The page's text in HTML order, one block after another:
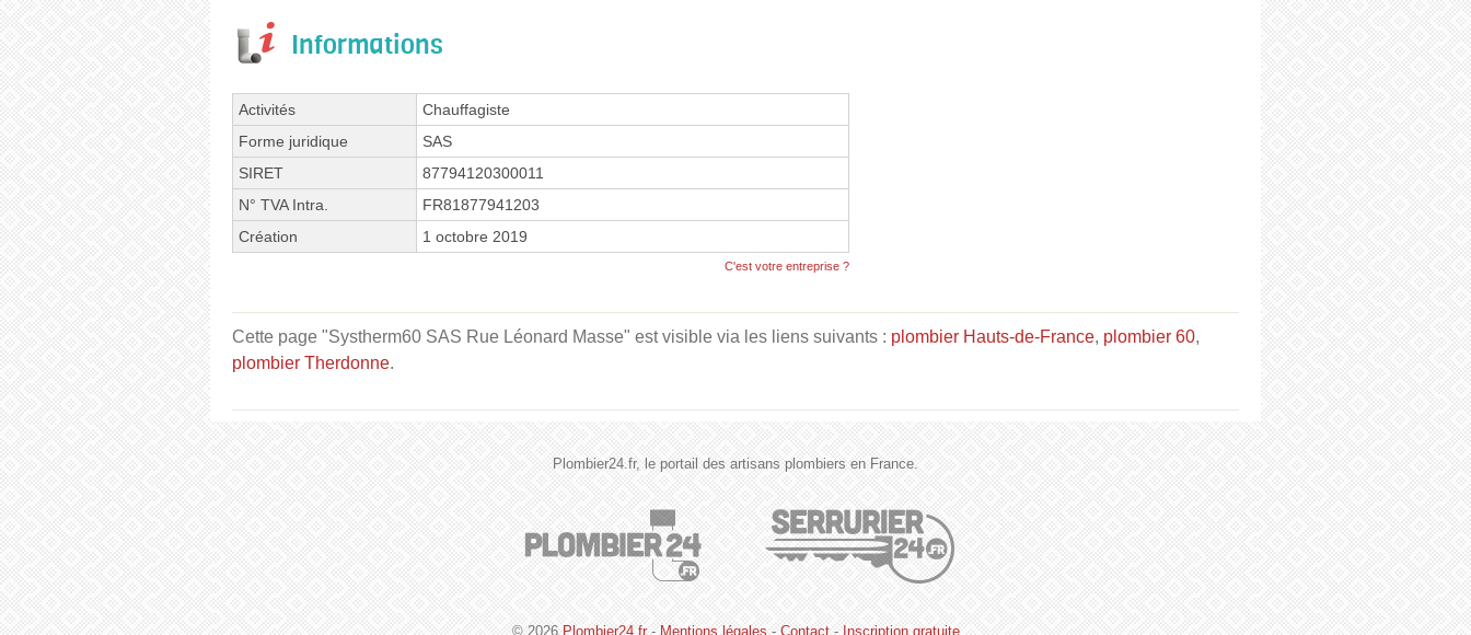
Informations
Activités
Chauffagiste
Forme juridique
SAS
SIRET
87794120300011
N° TVA Intra.
FR81877941203
Création
1 octobre 2019
C'est votre entreprise ?
Cette page "Systherm60 SAS Rue Léonard Masse" est visible via les liens suivants : plombier Hauts-de-France, plombier 60,
plombier Therdonne.
Plombier24.fr, le portail des artisans plombiers en France.
© 2026 Plombier24.fr - Mentions légales - Contact- Inscription gratuite